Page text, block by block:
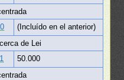
(Incluído en el anterior)
de Lei
50.000